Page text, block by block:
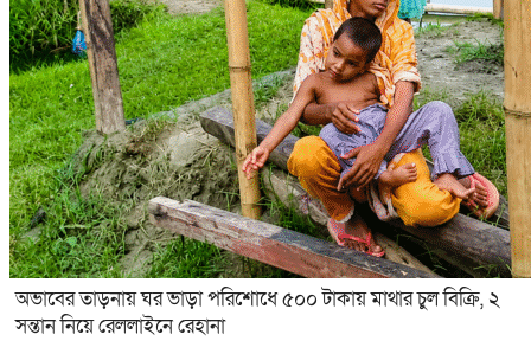
অভাবের তাড়নায় ঘর ভাড়া পরিশোধে ৫০০ টাকায় মাথার চুল বিক্রি, ২
সন্তান নিয়ে রেললাইনে রেহানা